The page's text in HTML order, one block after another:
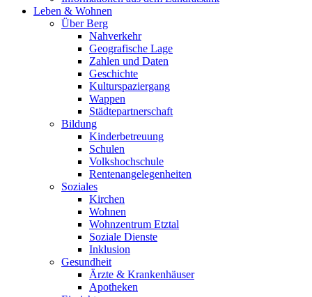
Leben & Wohnen
Über Berg
Nahverkehr
Geografische Lage
Zahlen und Daten
Geschichte
Kulturspaziergang
Wappen
Städtepartnerschaft
Bildung
Kinderbetreuung
Schulen
Volkshochschule
Rentenangelegenheiten
Soziales
Kirchen
Wohnen
Wohnzentrum Etztal
Soziale Dienste
Inklusion
Gesundheit
Ärzte & Krankenhäuser
Apotheken